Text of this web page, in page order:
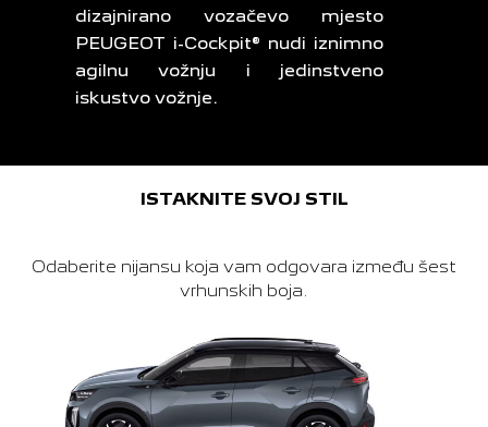
dizajnirano vozačevo mjesto
PEUGEOT i-Cockpit® nudi iznimno
agilnu vožnju i jedinstveno
iskustvo vožnje.
ISTAKNITE SVOJ STIL
Odaberite nijansu koja vam odgovara između šest
vrhunskih boja.